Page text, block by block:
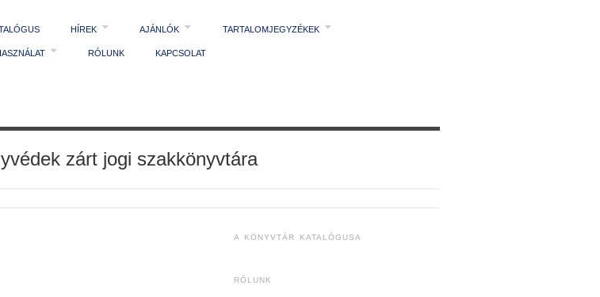
HÍREK AJÁNLÓK TARTALOMJEGYZÉKEK
RÓLUNK KAPCSOLAT
zárt jogi szakkönyvtára
A KÖNYVTÁR KATALÓGUSA
RÓLUNK